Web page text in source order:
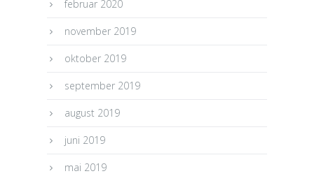
februar 2020
november 2019
oktober 2019
september 2019
august 2019
juni 2019
mai 2019